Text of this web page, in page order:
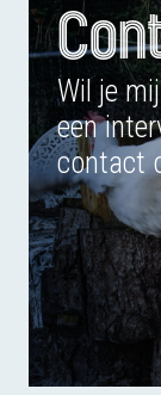
Wil je
een
contact